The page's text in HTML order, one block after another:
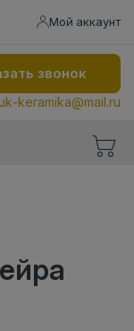
Мой аккаунт
звонок
keramika@mail.ru